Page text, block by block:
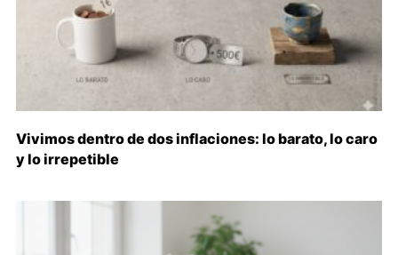
Vivimos dentro de dos inflaciones: lo barato, lo caro
y lo irrepetible